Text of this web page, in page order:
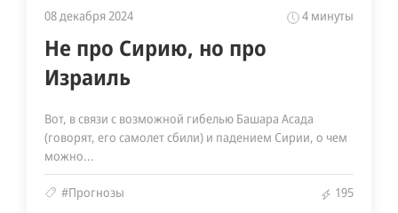
08 декабря 2024 4 минуты
Не про Сирию, но про
Израиль
Вот, в связи с возможной гибелью Башара Асада
(говорят, его самолет сбили) и падением Сирии, о чем
можно...
#Прогнозы
195